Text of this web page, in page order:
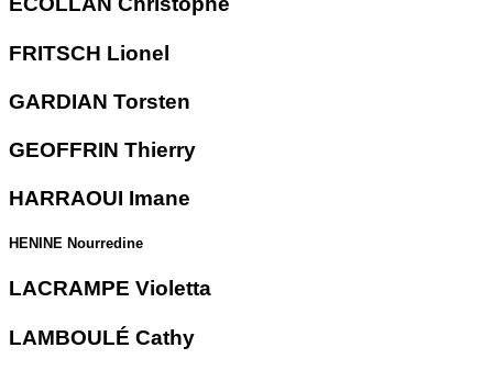
FRITSCH Lionel
GARDIAN Torsten
GEOFFRIN Thierry
HARRAOUI Imane
HENINE Nourredine
LACRAMPE Violetta
LAMBOULÉ Cathy